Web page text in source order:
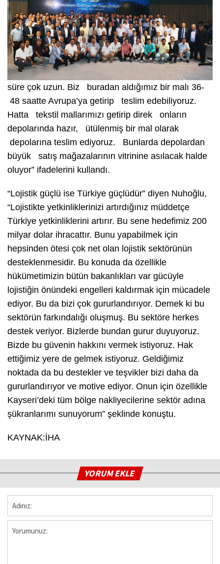
süre çok uzun. Biz buradan aldığımız bir malı 36-
48 saatte Avrupa’ya getirip teslim edebiliyoruz.
Hatta tekstil mallarımızı getirip direk onların
depolarında hazır, ütülenmiş bir mal olarak
depolarına teslim ediyoruz. Bunlarda depolardan
büyük satış mağazalarının vitrinine asılacak halde
oluyor” ifadelerini kullandı.
“Lojistik güçlü ise Türkiye güçlüdür” diyen Nuhoğlu,
“Lojistikte yetkinliklerinizi artırdığınız müddetçe
Türkiye yetkinliklerini artırır. Bu sene hedefimiz 200
milyar dolar ihracattır. Bunu yapabilmek için
hepsinden ötesi çok net olan lojistik sektörünün
desteklenmesidir. Bu konuda da özellikle
hükümetimizin bütün bakanlıkları var gücüyle
lojistiğin önündeki engelleri kaldırmak için mücadele
ediyor. Bu da bizi çok gururlandırıyor. Demek ki bu
sektörün farkındalığı oluşmuş. Bu sektöre herkes
destek veriyor. Bizlerde bundan gurur duyuyoruz.
Bizde bu güvenin hakkını vermek istiyoruz. Hak
ettiğimiz yere de gelmek istiyoruz. Geldiğimiz
noktada da bu destekler ve teşvikler bizi daha da
gururlandırıyor ve motive ediyor. Onun için özellikle
Kayseri’deki tüm bölge nakliyecilerine sektör adına
şükranlarımı sunuyorum” şeklinde konuştu.
KAYNAK:İHA
YORUM EKLE